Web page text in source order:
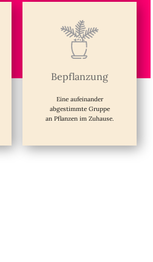
Bepflanzung
Eine aufeinander
abgestimmte Gruppe
an Pflanzen im Zuhause.